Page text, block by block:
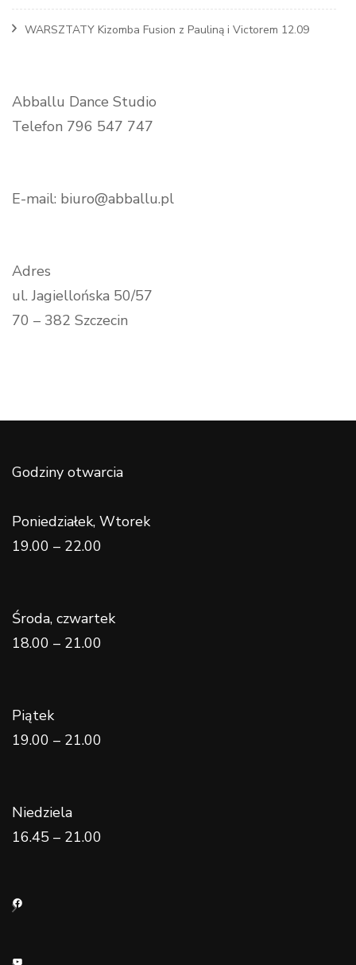
WARSZTATY Kizomba Fusion z Pauliną i Victorem 12.09
Abballu Dance Studio
Telefon 796 547 747
E-mail: biuro@abballu.pl
Adres
ul. Jagiellońska 50/57
70 – 382 Szczecin
Godziny otwarcia
Poniedziałek, Wtorek
19.00 – 22.00
Środa, czwartek
18.00 – 21.00
Piątek
19.00 – 21.00
Niedziela
16.45 – 21.00
Facebook
YouTube